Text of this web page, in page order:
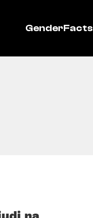
GenderFacts